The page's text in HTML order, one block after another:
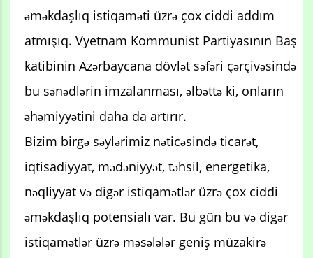
əməkdaşlıq istiqaməti üzrə çox ciddi addım
atmışıq. Vyetnam Kommunist Partiyasının Baş
katibinin Azərbaycana dövlət səfəri çərçivəsində
bu sənədlərin imzalanması, əlbəttə ki, onların
əhəmiyyətini daha da artırır.
Bizim birgə səylərimiz nəticəsində ticarət,
iqtisadiyyat, mədəniyyət, təhsil, energetika,
nəqliyyat və digər istiqamətlər üzrə çox ciddi
əməkdaşlıq potensialı var. Bu gün bu və digər
istiqamətlər üzrə məsələlər geniş müzakirə